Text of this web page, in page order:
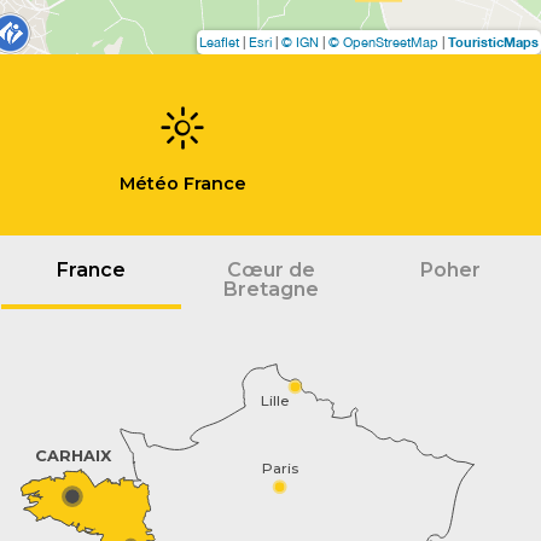
Leaflet| Esri © IGN © OpenStreetMap TouristicMaps
Météo France
France
Cœur de
Bretagne
Poher
Paris
Lille
CARHAIX